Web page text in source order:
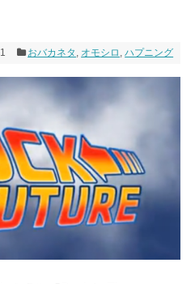
おバカネタ オモシロ ,ハプニング